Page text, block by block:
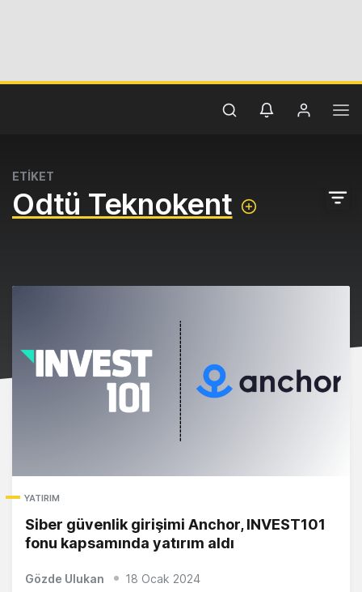
ETİKET
Odtü Teknokent
YATIRIM
Siber güvenlik girişimi Anchor, INVEST101
fonu kapsamında yatırım aldı
Gözde Ulukan 18 Ocak 2024